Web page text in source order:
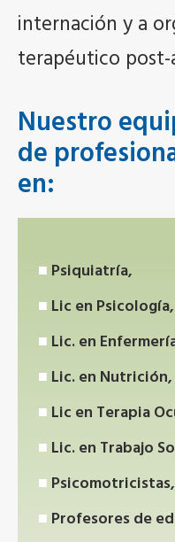
internación y a
terapéutico post-
Nuestro
de
en:
Psiquiatría,
Lic en Psicología,
Lic. en
Lic. en Nutrición,
Lic en Terapia
Lic. en Trabajo
Psicomotricistas,
Profesores de